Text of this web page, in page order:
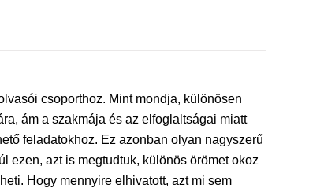
csoporthoz. Mint mondja, különösen
ám a szakmája és az elfoglaltságai miatt
feladatokhoz. Ez azonban olyan nagyszerű
ezen, azt is megtudtuk, különös örömet okoz
Hogy mennyire elhivatott, azt mi sem